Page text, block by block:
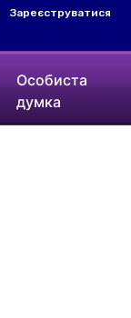
Зареєструватися
Особиста
думка